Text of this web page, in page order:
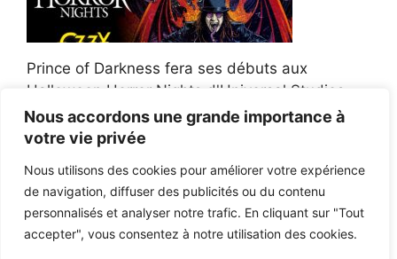
Nous accordons une grande importance à
votre vie privée
Nous utilisons des cookies pour améliorer votre expérience
de navigation, diffuser des publicités ou du contenu
personnalisés et analyser notre trafic. En cliquant sur "Tout
accepter", vous consentez à notre utilisation des cookies.
Prince of Darkness fera ses débuts aux
Halloween Horror Nights d'Universal Studios
Afroman poursuit un policier de l'Ohio après la
victoire du jury en diffamation